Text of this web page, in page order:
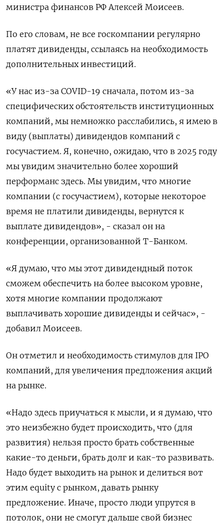
министра финансов РФ Алексей Моисеев.
По его словам, не все госкомпании регулярно
платят дивиденды, ссылаясь на необходимость
дополнительных инвестиций.
«У нас из-за COVID-19 сначала, потом из-за
специфических обстоятельств институционных
компаний, мы немножко расслабились, я имею в
виду (выплаты) дивидендов компаний с
госучастием. Я, конечно, ожидаю, что в 2025 году
мы увидим значительно более хороший
перформанс здесь. Мы увидим, что многие
компании (с госучастием), которые некоторое
время не платили дивиденды, вернутся к
выплате дивидендов», - сказал он на
конференции, организованной Т-Банком.
«Я думаю, что мы этот дивидендный поток
сможем обеспечить на более высоком уровне,
хотя многие компании продолжают
выплачивать хорошие дивиденды и сейчас», -
добавил Моисеев.
Он отметил и необходимость стимулов для IPO
компаний, для увеличения предложения акций
на рынке.
«Надо здесь приучаться к мысли, и я думаю, что
это неизбежно будет происходить, что (для
развития) нельзя просто брать собственные
какие-то деньги, брать долг и как-то развивать.
Надо будет выходить на рынок и делиться вот
этим equity с рынком, давать рынку
предложение. Иначе, просто люди упрутся в
потолок, они не смогут дальше свой бизнес